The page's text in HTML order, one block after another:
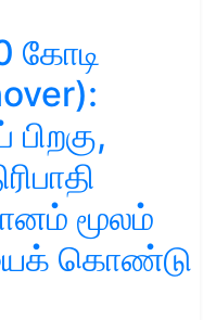
கோடி
மூலம்
கொண்டு